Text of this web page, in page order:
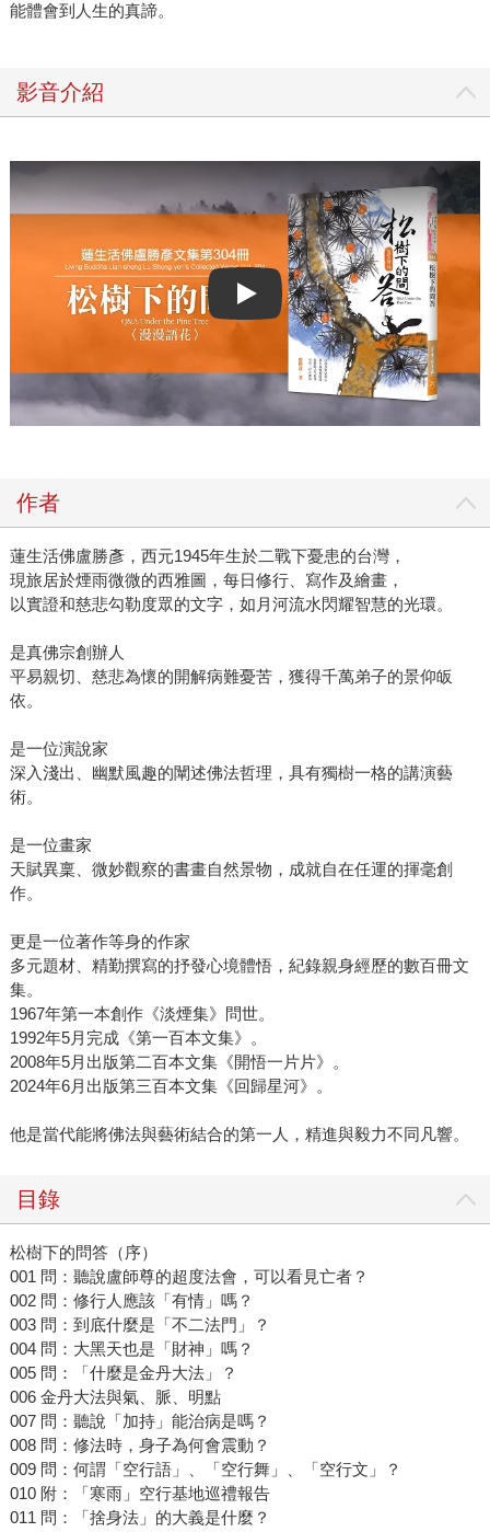
能體會到人生的真諦。
影音介紹
Play video
作者
蓮生活佛盧勝彥，西元1945年生於二戰下憂患的台灣，
現旅居於煙雨微微的西雅圖，每日修行、寫作及繪畫，
以實證和慈悲勾勒度眾的文字，如月河流水閃耀智慧的光環。
是真佛宗創辦人
平易親切、慈悲為懷的開解病難憂苦，獲得千萬弟子的景仰皈
依。
是一位演說家
深入淺出、幽默風趣的闡述佛法哲理，具有獨樹一格的講演藝
術。
是一位畫家
天賦異稟、微妙觀察的書畫自然景物，成就自在任運的揮毫創
作。
更是一位著作等身的作家
多元題材、精勤撰寫的抒發心境體悟，紀錄親身經歷的數百冊文
集。
1967年第一本創作《淡煙集》問世。
1992年5月完成《第一百本文集》。
2008年5月出版第二百本文集《開悟一片片》。
2024年6月出版第三百本文集《回歸星河》。
他是當代能將佛法與藝術結合的第一人，精進與毅力不同凡響。
目錄
松樹下的問答（序）
001 問：聽說盧師尊的超度法會，可以看見亡者？
002 問：修行人應該「有情」嗎？
003 問：到底什麼是「不二法門」？
004 問：大黑天也是「財神」嗎？
005 問：「什麼是金丹大法」？
006 金丹大法與氣、脈、明點
007 問：聽說「加持」能治病是嗎？
008 問：修法時，身子為何會震動？
009 問：何謂「空行語」、「空行舞」、「空行文」？
010 附：「寒雨」空行基地巡禮報告
011 問：「捨身法」的大義是什麼？